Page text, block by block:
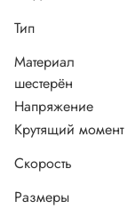
Тип
Материал
шестерён
Напряжение
Крутящий момент
Скорость
Размеры